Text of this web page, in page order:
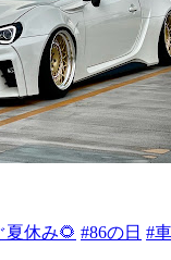
夏休み🌻 #86の日 #